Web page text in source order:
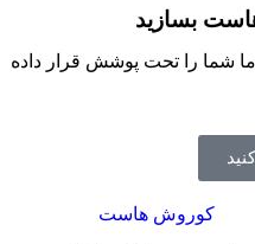
بسازید
شما را تحت پوشش قرار داده